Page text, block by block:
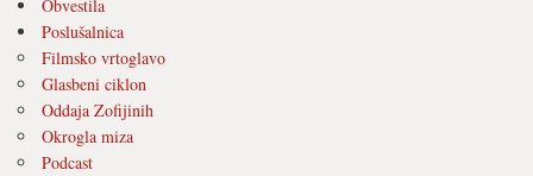
Obvestila
Poslušalnica
Filmsko vrtoglavo
Glasbeni ciklon
Oddaja Zofijinih
Okrogla miza
Podcast